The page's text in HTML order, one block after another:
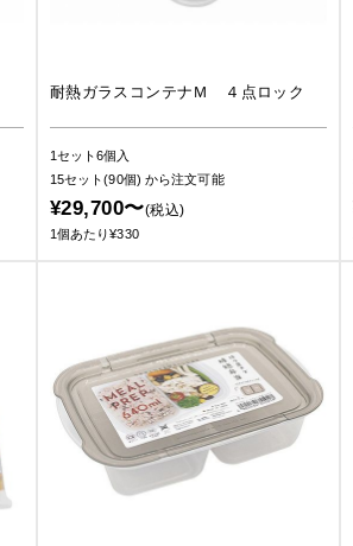
耐熱ガラスコンテナＭ ４点ロック
1セット6個入
15セット(90個)から注文可能
¥29,700〜(税込)
1個あたり¥330